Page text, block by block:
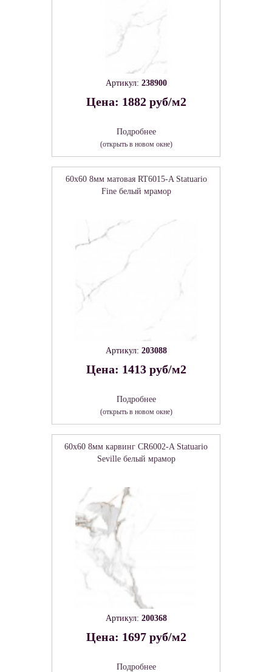
Артикул: 238900
Цена: 1882 руб/м2
Подробнее
(открыть в новом окне)
60x60 8мм матовая RT6015-A Statuario
Fine белый мрамор
Артикул: 203088
Цена: 1413 руб/м2
Подробнее
(открыть в новом окне)
60x60 8мм карвинг CR6002-A Statuario
Seville белый мрамор
Артикул: 200368
Цена: 1697 руб/м2
Подробнее